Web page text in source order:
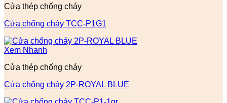
Cửa thép chống cháy
Cửa chống cháy TCC-P1G1
Xem Nhanh
Cửa thép chống cháy
Cửa chống cháy 2P-ROYAL BLUE